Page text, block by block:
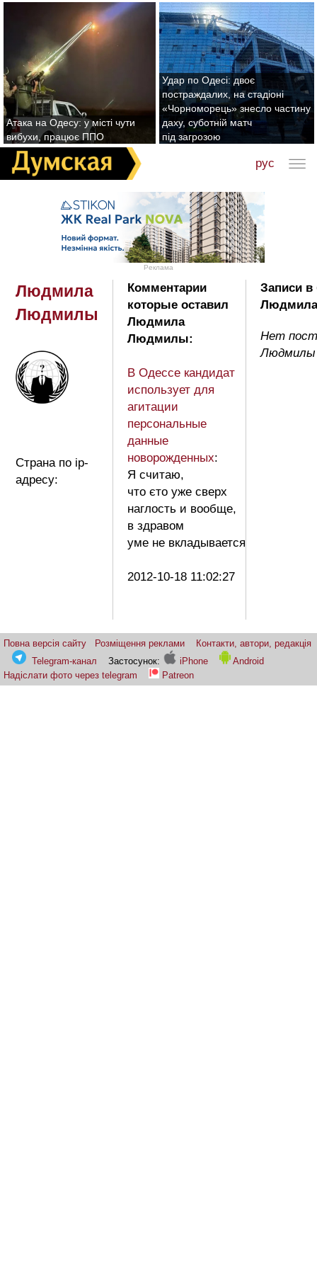
Атака на Одесу: у місті чути
вибухи, працює ППО
Удар по Одесі: двоє
постраждалих, на стадіоні
«Чорноморець» знесло частину
даху, суботній матч
під загрозою
рус
Реклама
Людмила
Людмилы
Страна по ip-
адресу:
Комментарии
которые оставил
Людмила
Людмилы:
В Одессе кандидат
использует для
агитации
персональные
данные
новорожденных:
Я считаю,
что єто уже сверх
наглость и вообще,
в здравом
уме не вкладывается
2012-10-18 11:02:27
Записи в
Нет
Людмилы
Повна версія сайту Розміщення реклами
Контакти, автори, редакція
Telegram-канал
Застосунок: iPhone
Android
Надіслати фото через telegram
Patreon